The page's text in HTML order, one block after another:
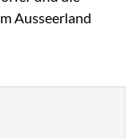
Ausseerland